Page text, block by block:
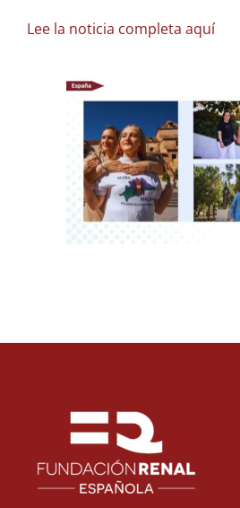
Lee la noticia completa aquí